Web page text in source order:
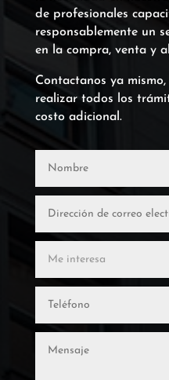
de profesionales
responsablemente un
en la compra, venta y
Contactanos ya
realizar todos los
costo adicional.